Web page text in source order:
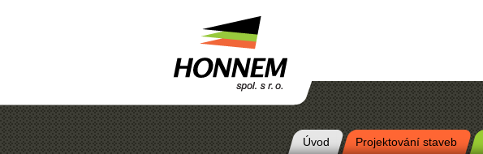
Úvod Projektování staveb